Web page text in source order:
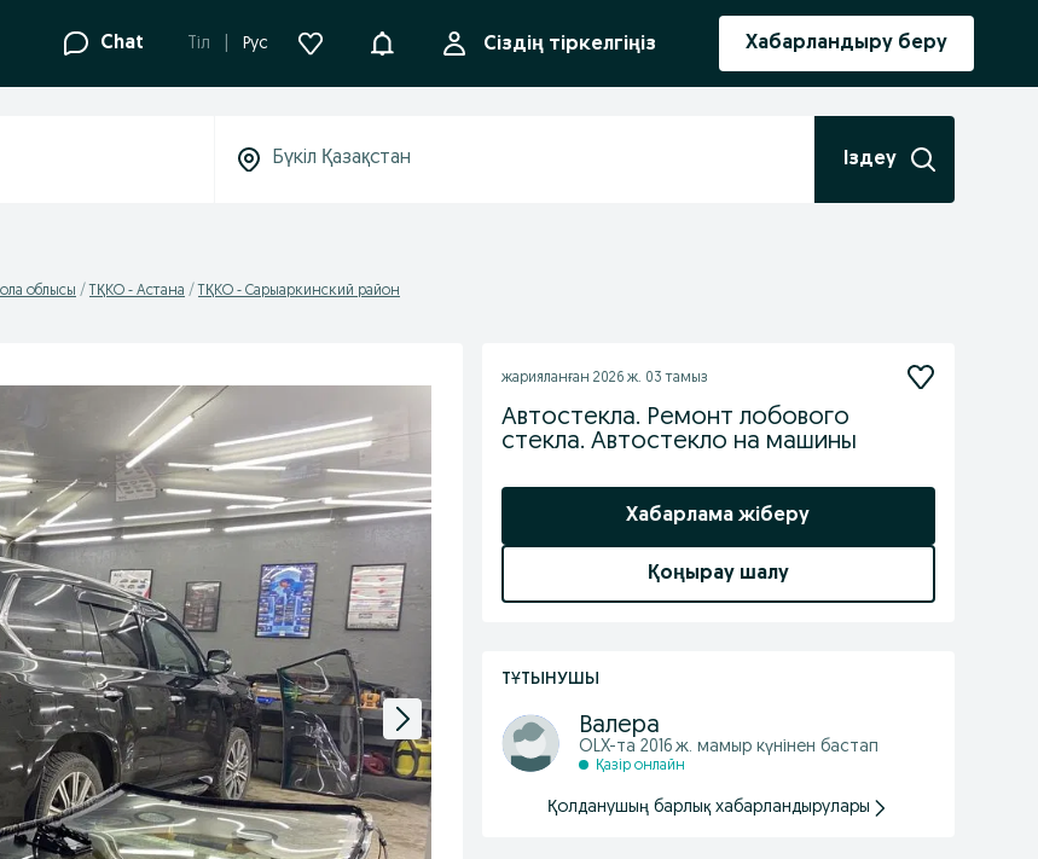
Chat Tіл Рус АқпараттандыруСіздің тіркелгіңіз Хабарландыру беру
Іздеу
облысы ТҚКО - Астана ТҚКО - Сарыаркинский район
жарияланған 2026 ж. 03 тамыз
Автостекла. Ремонт лобового
стекла. Автостекло на машины
Хабарлама жіберу
Қоңырау шалу
ТҰТЫНУШЫ
Валера
OLX-та 2016 ж. мамыркүнінен бастап
Қазір онлайн
Қолданушың барлық хабарландырулары